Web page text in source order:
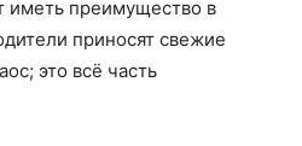
иметь преимущество в
приносят свежие
это всё часть